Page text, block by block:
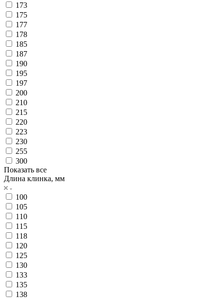
173
175
177
178
185
187
190
195
197
200
210
215
220
223
230
255
300
Показать все
Длина клинка, мм
100
105
110
115
118
120
125
130
133
135
138